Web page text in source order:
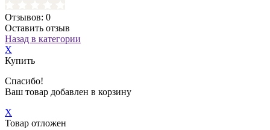
Отзывов: 0
Оставить отзыв
Назад в категории
X
Купить
Спасибо!
Ваш товар добавлен в корзину
X
Товар отложен